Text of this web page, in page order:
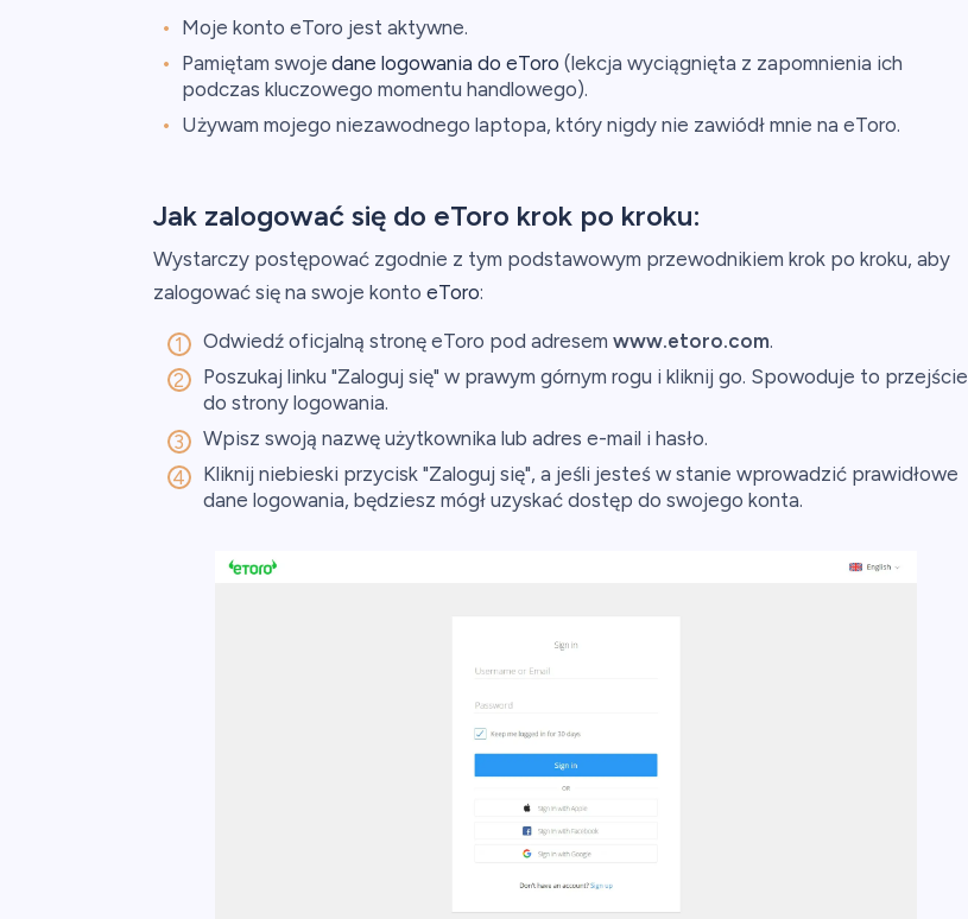
Moje konto eToro jest aktywne.
Pamiętam swojedane logowania do eToro (lekcja wyciągnięta z zapomnienia ich
podczas kluczowego momentu handlowego).
Używam mojego niezawodnego laptopa, który nigdy nie zawiódł mnie na eToro.
Jak zalogować się do eToro krok po kroku:
Wystarczy postępować zgodnie z tym podstawowym przewodnikiem krok po kroku, aby
zalogować się na swoje konto eToro:
Odwiedź oficjalną stronę eToro pod adresem www.etoro.com.
Poszukaj linku "Zaloguj się" w prawym górnym rogu i kliknij go. Spowoduje to przejście
do strony logowania.
Wpisz swoją nazwę użytkownika lub adres e-mail i hasło.
Kliknij niebieski przycisk "Zaloguj się", a jeśli jesteś w stanie wprowadzić prawidłowe
dane logowania, będziesz mógł uzyskać dostęp do swojego konta.